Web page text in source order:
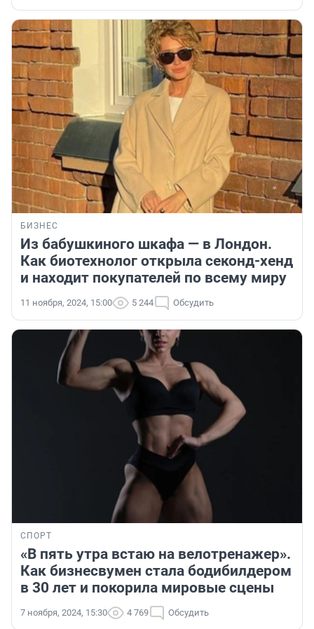
БИЗНЕС
Из бабушкиного шкафа — в Лондон.
Как биотехнолог открыла секонд-хенд
и находит покупателей по всему миру
11 ноября, 2024, 15:00 5 244 Обсудить
СПОРТ
«В пять утра встаю на велотренажер».
Как бизнесвумен стала бодибилдером
в 30 лет и покорила мировые сцены
7 ноября, 2024, 15:30 4 769 Обсудить